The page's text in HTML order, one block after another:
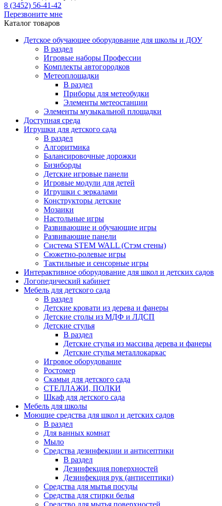
8 (3452) 56-41-42
Перезвоните мне
Каталог товаров
Детское обучающее оборудование для школы и ДОУ
В раздел
Игровые наборы Профессии
Комплекты автогородков
Метеоплощадки
В раздел
Приборы для метеобудки
Элементы метеостанции
Элементы музыкальной площадки
Доступная среда
Игрушки для детского сада
В раздел
Алгоритмика
Балансировочные дорожки
Бизиборды
Детские игровые панели
Игровые модули для детей
Игрушки с зеркалами
Конструкторы детские
Мозаики
Настольные игры
Развивающие и обучающие игры
Развивающие панели
Система STEM WALL (Cтэм стены)
Сюжетно-ролевые игры
Тактильные и сенсорные игры
Интерактивное оборудование для школ и детских садов
Логопедический кабинет
Мебель для детского сада
В раздел
Детские кровати из дерева и фанеры
Детские столы из МДФ и ЛДСП
Детские стулья
В раздел
Детские стулья из массива дерева и фанеры
Детские стулья металлокаркас
Игровое оборудование
Ростомер
Скамьи для детского сада
СТЕЛЛАЖИ, ПОЛКИ
Шкаф для детского сада
Мебель для школы
Моющие средства для школ и детских садов
В раздел
Для ванных комнат
Мыло
Средства дезинфекции и антисептики
В раздел
Дезинфекция поверхностей
Дезинфекция рук (антисептики)
Средства для мытья посуды
Средства для стирки белья
Средство для мытья поверхностей